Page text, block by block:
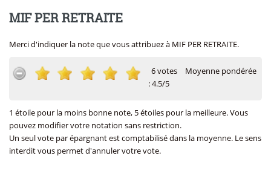
MIF PER RETRAITE
Merci d'indiquer la note que vous attribuez à MIF PER RETRAITE.
6 votes
Moyenne pondérée
: 4.5/5
1 étoile pour la moins bonne note, 5 étoiles pour la meilleure. Vous
pouvez modifier votre notation sans restriction.
Un seul vote par épargnant est comptabilisé dans la moyenne. Le sens
interdit vous permet d'annuler votre vote.